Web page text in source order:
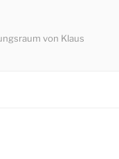
von Klaus